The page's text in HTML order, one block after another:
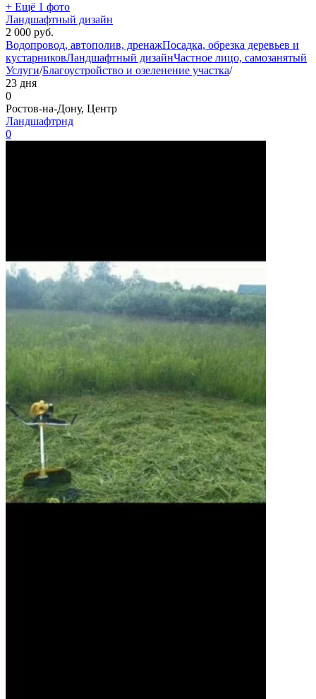
+ Ещё 1 фото
Ландшафтный дизайн
2 000 руб.
Водопровод, автополив, дренажПосадка, обрезка деревьев и
кустарниковЛандшафтный дизайнЧастное лицо, самозанятый
Услуги/Благоустройство и озеленение участка/
23 дня
0
Ростов-на-Дону, Центр
Ландшафтрнд
0